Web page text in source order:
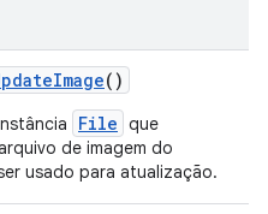
Image()
File que
de imagem do
usado para atualização.